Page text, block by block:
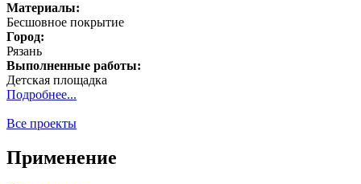
Материалы:
Бесшовное покрытие
Город:
Рязань
Выполненные работы:
Детская площадка
Подробнее...
Все проекты
Применение